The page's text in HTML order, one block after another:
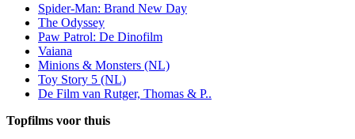
Spider-Man: Brand New Day
The Odyssey
Paw Patrol: De Dinofilm
Vaiana
Minions & Monsters (NL)
Toy Story 5 (NL)
De Film van Rutger, Thomas & P..
Topfilms voor thuis